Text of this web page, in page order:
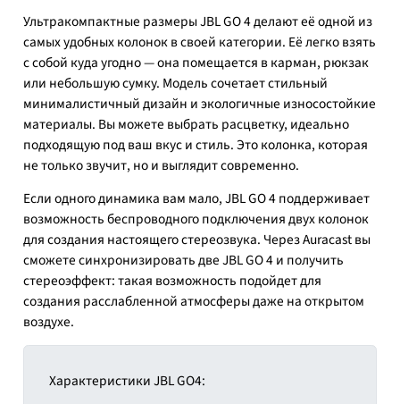
Ультракомпактные размеры JBL GO 4 делают её одной из
самых удобных колонок в своей категории. Её легко взять
с собой куда угодно — она помещается в карман, рюкзак
или небольшую сумку. Модель сочетает стильный
минималистичный дизайн и экологичные износостойкие
материалы. Вы можете выбрать расцветку, идеально
подходящую под ваш вкус и стиль. Это колонка, которая
не только звучит, но и выглядит современно.
Если одного динамика вам мало, JBL GO 4 поддерживает
возможность беспроводного подключения двух колонок
для создания настоящего стереозвука. Через Auracast вы
сможете синхронизировать две JBL GO 4 и получить
стереоэффект: такая возможность подойдет для
создания расслабленной атмосферы даже на открытом
воздухе.
Характеристики JBL GO4: